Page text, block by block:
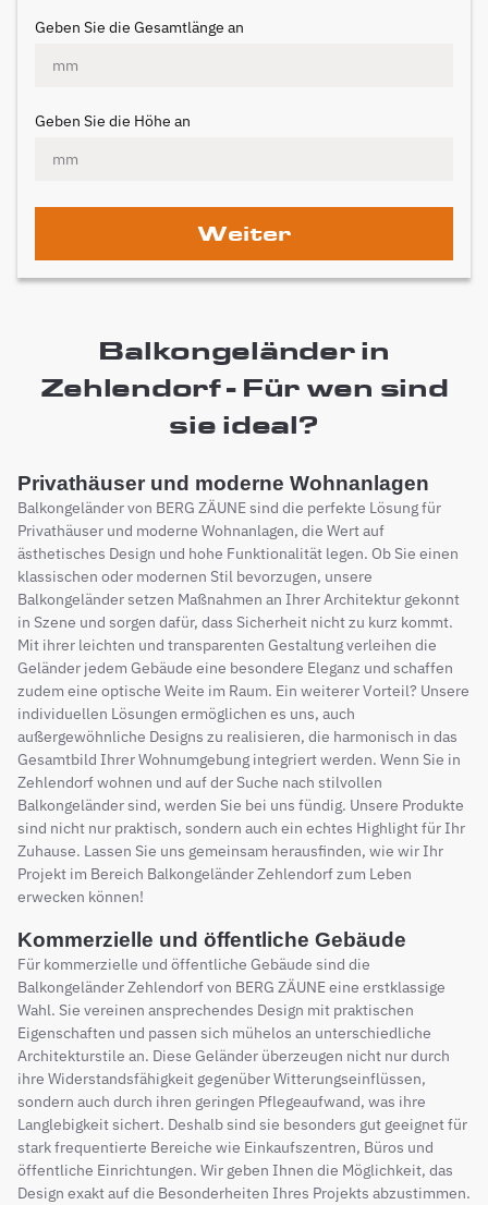
Geben Sie die Gesamtlänge an
Geben Sie die Höhe an
Weiter
Balkongeländer in
Zehlendorf - Für wen sind
sie ideal?
Privathäuser und moderne Wohnanlagen
Balkongeländer von BERG ZÄUNE sind die perfekte Lösung für
Privathäuser und moderne Wohnanlagen, die Wert auf
ästhetisches Design und hohe Funktionalität legen. Ob Sie einen
klassischen oder modernen Stil bevorzugen, unsere
Balkongeländer setzen Maßnahmen an Ihrer Architektur gekonnt
in Szene und sorgen dafür, dass Sicherheit nicht zu kurz kommt.
Mit ihrer leichten und transparenten Gestaltung verleihen die
Geländer jedem Gebäude eine besondere Eleganz und schaffen
zudem eine optische Weite im Raum. Ein weiterer Vorteil? Unsere
individuellen Lösungen ermöglichen es uns, auch
außergewöhnliche Designs zu realisieren, die harmonisch in das
Gesamtbild Ihrer Wohnumgebung integriert werden. Wenn Sie in
Zehlendorf wohnen und auf der Suche nach stilvollen
Balkongeländer sind, werden Sie bei uns fündig. Unsere Produkte
sind nicht nur praktisch, sondern auch ein echtes Highlight für Ihr
Zuhause. Lassen Sie uns gemeinsam herausfinden, wie wir Ihr
Projekt im Bereich Balkongeländer Zehlendorf zum Leben
erwecken können!
Kommerzielle und öffentliche Gebäude
Für kommerzielle und öffentliche Gebäude sind die
Balkongeländer Zehlendorf von BERG ZÄUNE eine erstklassige
Wahl. Sie vereinen ansprechendes Design mit praktischen
Eigenschaften und passen sich mühelos an unterschiedliche
Architekturstile an. Diese Geländer überzeugen nicht nur durch
ihre Widerstandsfähigkeit gegenüber Witterungseinflüssen,
sondern auch durch ihren geringen Pflegeaufwand, was ihre
Langlebigkeit sichert. Deshalb sind sie besonders gut geeignet für
stark frequentierte Bereiche wie Einkaufszentren, Büros und
öffentliche Einrichtungen. Wir geben Ihnen die Möglichkeit, das
Design exakt auf die Besonderheiten Ihres Projekts abzustimmen.